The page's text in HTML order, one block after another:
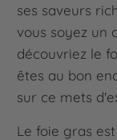
ses saveurs
vous soyez un
découvriez le
êtes au bon
sur ce mets
Le foie gras